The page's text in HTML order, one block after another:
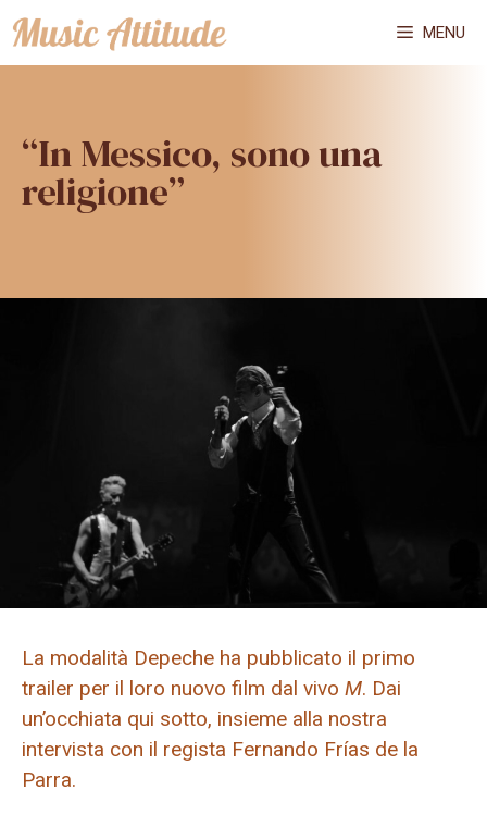
Vai
al
MENU
“In Messico, sono una
religione”
La modalità Depeche ha pubblicato il primo
trailer per il loro nuovo film dal vivo M. Dai
un’occhiata qui sotto, insieme alla nostra
intervista con il regista Fernando Frías de la
Parra.